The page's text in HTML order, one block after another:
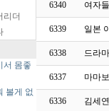
리더
서 몸좋
볼게 없
6340 여자
6339 일본
6338 드라
6337 마마
6336 김세